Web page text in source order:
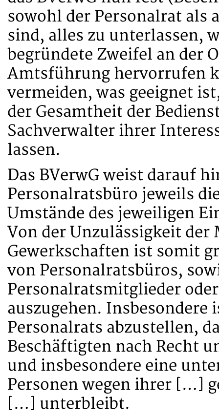
sowohl der Personalrat
sind, alles zu unterlassen,
begründete Zweifel an der
Amtsführung hervorrufen
vermeiden, was geeignet
der Gesamtheit der
Sachverwalter ihrer
lassen.
Das BVerwG weist darauf
Personalratsbüro jeweils
Umstände des jeweiligen
Von der Unzulässigkeit
Gewerkschaften ist somit
von Personalratsbüros,
Personalratsmitglieder
auszugehen.
Personalrats abzustellen,
Beschäftigten nach Recht
und insbesondere eine
Personen wegen ihrer […]
[…] unterbleibt.